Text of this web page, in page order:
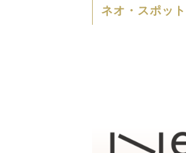
ネオ・スポッ